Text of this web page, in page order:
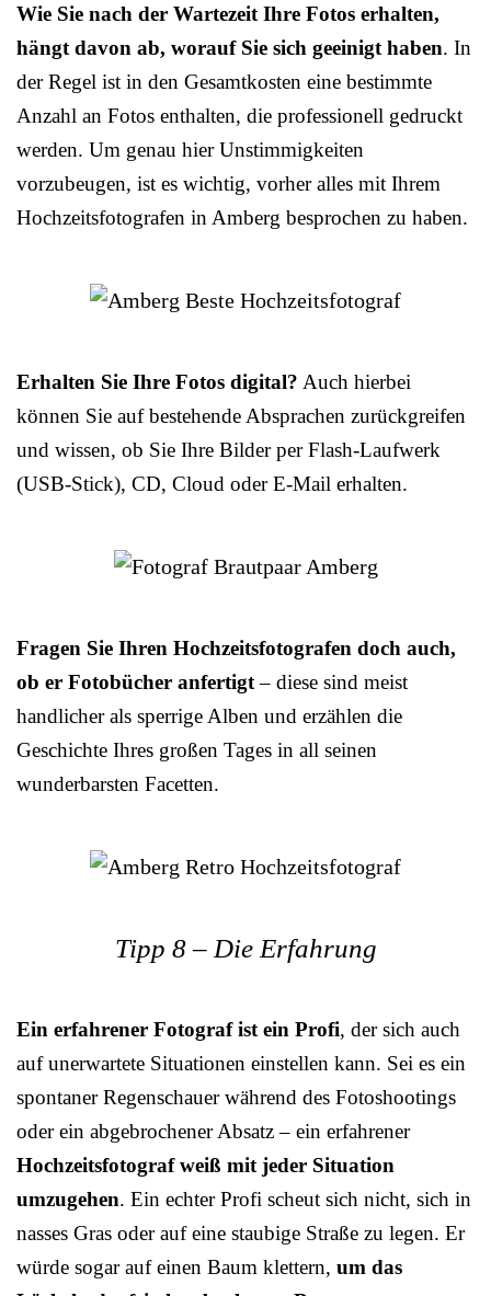
Wie Sie nach der Wartezeit Ihre Fotos erhalten,
hängt davon ab, worauf Sie sich geeinigt haben. In
der Regel ist in den Gesamtkosten eine bestimmte
Anzahl an Fotos enthalten, die professionell gedruckt
werden. Um genau hier Unstimmigkeiten
vorzubeugen, ist es wichtig, vorher alles mit Ihrem
Hochzeitsfotografen in Amberg besprochen zu haben.
Erhalten Sie Ihre Fotos digital? Auch hierbei
können Sie auf bestehende Absprachen zurückgreifen
und wissen, ob Sie Ihre Bilder per Flash-Laufwerk
(USB-Stick), CD, Cloud oder E-Mail erhalten.
Fragen Sie Ihren Hochzeitsfotografen doch auch,
ob er Fotobücher anfertigt– diese sind meist
handlicher als sperrige Alben und erzählen die
Geschichte Ihres großen Tages in all seinen
wunderbarsten Facetten.
Tipp 8 – Die Erfahrung
Ein erfahrener Fotograf ist ein Profi, der sich auch
auf unerwartete Situationen einstellen kann. Sei es ein
spontaner Regenschauer während des Fotoshootings
oder ein abgebrochener Absatz – ein erfahrener
Hochzeitsfotograf weiß mit jeder Situation
umzugehen. Ein echter Profi scheut sich nicht, sich in
nasses Gras oder auf eine staubige Straße zu legen. Er
würde sogar auf einen Baum klettern, um das